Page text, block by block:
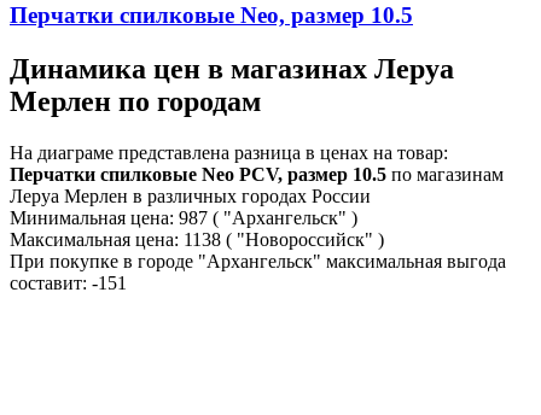
Перчатки спилковые Neo, размер 10.5
Динамика цен в магазинах Леруа
Мерлен по городам
На диаграме представлена разница в ценах на товар:
Перчатки спилковые Neo PCV, размер 10.5 по магазинам
Леруа Мерлен в различных городах России
Минимальная цена: 987 ( "Архангельск" )
Максимальная цена: 1138 ( "Новороссийск" )
При покупке в городе "Архангельск" максимальная выгода
составит: -151